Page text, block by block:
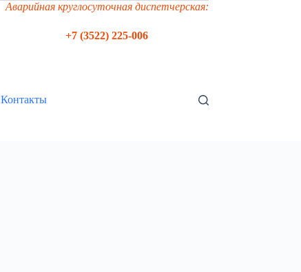
Аварийная круглосуточная диспетчерская:
+7 (3522) 225-006
Контакты